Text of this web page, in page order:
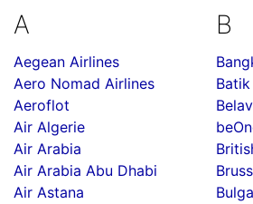
A
Aegean Airlines
Aero Nomad Airlines
Aeroflot
Air Algerie
Air Arabia
Air Arabia Abu Dhabi
Air Astana
B